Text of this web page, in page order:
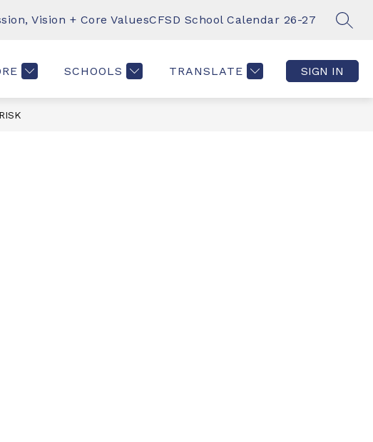
Vision + Core ValuesCFSD School Calendar 26-27
SCHOOLS TRANSLATE SIGN IN
for